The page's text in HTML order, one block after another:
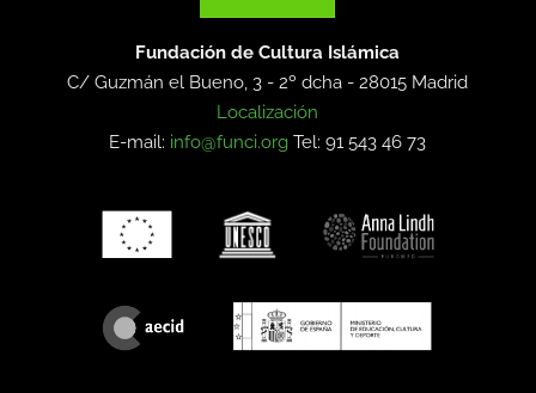
Fundación de Cultura Islámica
C/ Guzmán el Bueno, 3 - 2º dcha -28015 Madrid
Localización
E-mail: info@funci.org Tel: 91 543 46 73